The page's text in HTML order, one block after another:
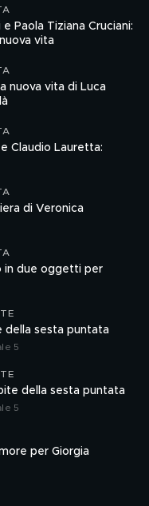
Paola Tiziana Cruciani:
vita
nuova vita di Luca
Claudio Lauretta:
di Veronica
in due oggetti per
della sesta puntata
5
della sesta puntata
5
per Giorgia